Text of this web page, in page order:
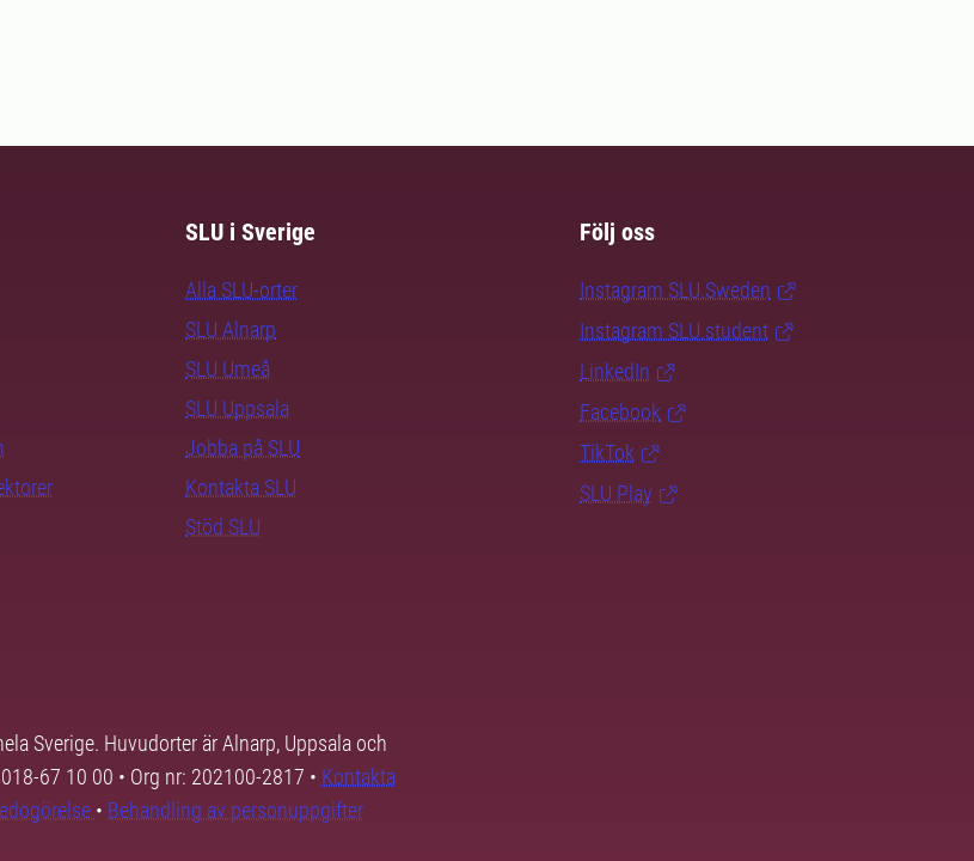
SLU i Sverige
Alla SLU-orter
SLU Alnarp
SLU Umeå
SLU Uppsala
Jobba på SLU
Kontakta SLU
Stöd SLU
Följ oss
Instagram SLU.Sweden
Instagram SLU.student
LinkedIn
Facebook
TikTok
SLU Play
Sverige. Huvudorter är Alnarp, Uppsala och
67 10 00 • Org nr: 202100-2817 • Kontakta
• Behandling av personuppgifter